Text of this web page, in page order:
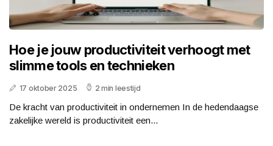
Hoe je jouw productiviteit verhoogt met
slimme tools en technieken
17 oktober 2025 2 min leestijd
De kracht van productiviteit in ondernemen In de hedendaagse
zakelijke wereld is productiviteit een...